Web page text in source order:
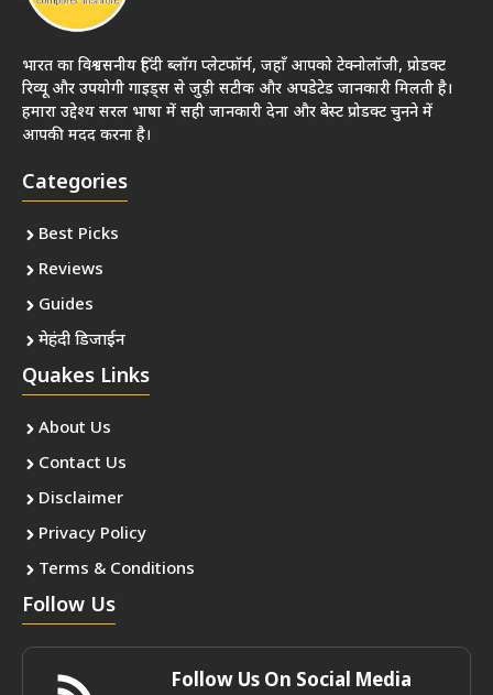
भारत का विश्वसनीय हिंदी ब्लॉग प्लेटफॉर्म, जहाँ आपको टेक्नोलॉजी, प्रोडक्ट
रिव्यू और उपयोगी गाइड्स से जुड़ी सटीक और अपडेटेड जानकारी मिलती है।
हमारा उद्देश्य सरल भाषा में सही जानकारी देना और बेस्ट प्रोडक्ट चुनने में
आपकी मदद करना है।
Categories
Best Picks
Reviews
Guides
मेहंदी डिजाईन
Quakes Links
About Us
Contact Us
Disclaimer
Privacy Policy
Terms & Conditions
Follow Us
Follow Us On Social Media